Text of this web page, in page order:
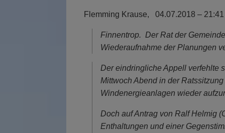
Flemming Krause, 04.07.2018 –
Finnentrop. Der Rat der
Wiederaufnahme der Planungen
Der eindringliche Appell verfehlte
Mittwoch Abend in der
Windenergieanlagen wieder
Doch auf Antrag von Ralf Helmig
Enthaltungen und einer